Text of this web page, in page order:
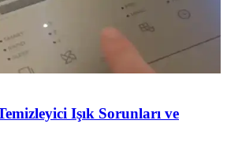
Işık Sorunları ve